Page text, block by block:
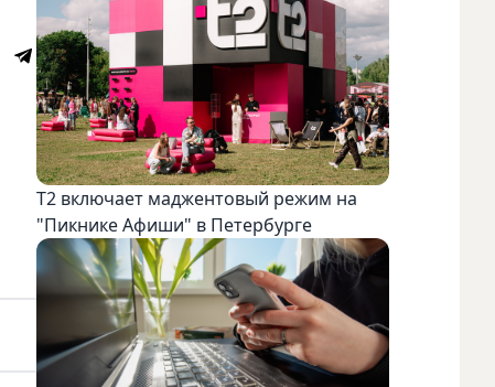
Т2 включает маджентовый режим на
"Пикнике Афиши" в Петербурге